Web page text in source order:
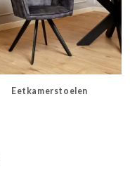
Eetkamerstoelen